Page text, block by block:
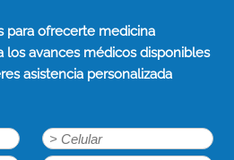
para ofrecerte medicina
los avances médicos disponibles
asistencia personalizada